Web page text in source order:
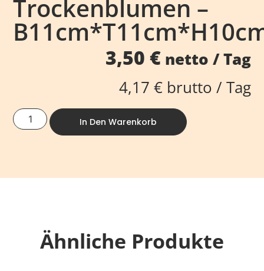
Trockenblumen –
3,50 €netto / Tag
4,17 €brutto / Tag
In Den Warenkorb
Ähnliche Produkte